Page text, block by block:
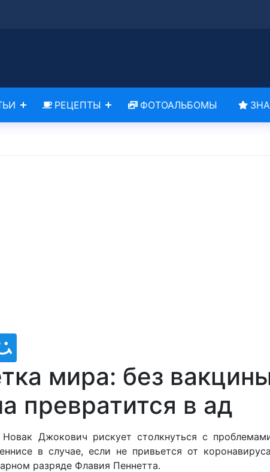
РЕЦЕПТЫ ФОТОАЛЬБОМЫ
мира: без
превратится в ад
Джокович рискует столкнуться с
в случае, если не привьется от
разряде Флавия Пеннетта.